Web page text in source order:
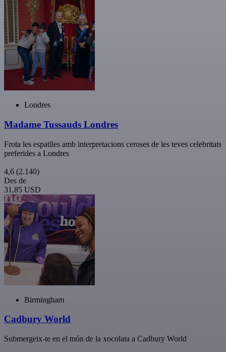
Londres
Madame Tussauds Londres
Frota les espatlles amb interpretacions ceroses de les teves celebritats
preferides a Londres
4,6 (2.140)
Des de
31,85 USD
Birmingham
Cadbury World
Submergeix-te en el món de la xocolata a Cadbury World